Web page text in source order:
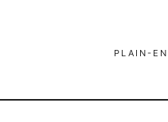
PLAIN-